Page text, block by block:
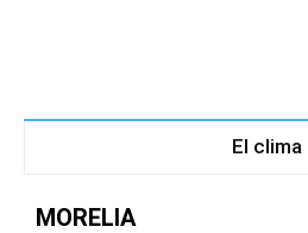
El clima
MORELIA